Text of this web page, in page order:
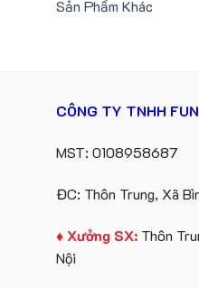
Sản Phẩm Khác
CÔNG TY TNHH
MST: 0108958687
ĐC: Thôn Trung, Xã
♦ Xưởng SX: Thôn
Nội